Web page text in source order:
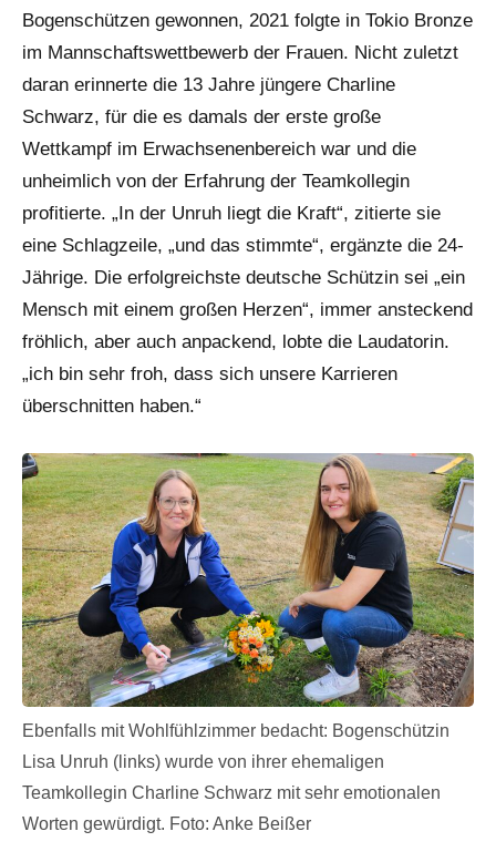
Bogenschützen gewonnen, 2021 folgte in Tokio Bronze
im Mannschaftswettbewerb der Frauen. Nicht zuletzt
daran erinnerte die 13 Jahre jüngere Charline
Schwarz, für die es damals der erste große
Wettkampf im Erwachsenenbereich war und die
unheimlich von der Erfahrung der Teamkollegin
profitierte. „In der Unruh liegt die Kraft“, zitierte sie
eine Schlagzeile, „und das stimmte“, ergänzte die 24-
Jährige. Die erfolgreichste deutsche Schützin sei „ein
Mensch mit einem großen Herzen“, immer ansteckend
fröhlich, aber auch anpackend, lobte die Laudatorin.
„ich bin sehr froh, dass sich unsere Karrieren
überschnitten haben.“
Ebenfalls mit Wohlfühlzimmer bedacht: Bogenschützin
Lisa Unruh (links) wurde von ihrer ehemaligen
Teamkollegin Charline Schwarz mit sehr emotionalen
Worten gewürdigt. Foto: Anke Beißer